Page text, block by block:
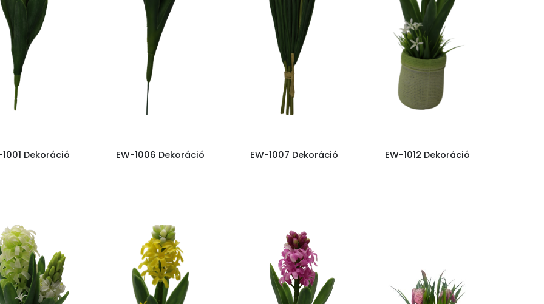
1001 Dekoráció EW-1006 Dekoráció EW-1007 Dekoráció EW-1012 Dekoráció